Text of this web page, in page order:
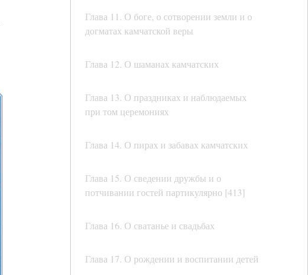
Глава 11. О боге, о сотворении земли и о
догматах камчатской веры
Глава 12. О шаманах камчатских
Глава 13. О праздниках и наблюдаемых
при том церемониях
Глава 14. О пирах и забавах камчатских
Глава 15. О сведении дружбы и о
потчивании гостей партикулярно [413]
Глава 16. О сватанье и свадьбах
Глава 17. О рождении и воспитании детей